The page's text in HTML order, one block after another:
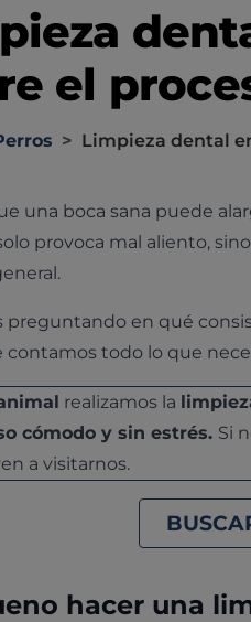
el
> Limpieza dental
una boca sana puede
provoca mal aliento,
preguntando en qué
contamos todo lo que
realizamos la
cómodo y sin estrés. Si
a visitarnos.
hacer una